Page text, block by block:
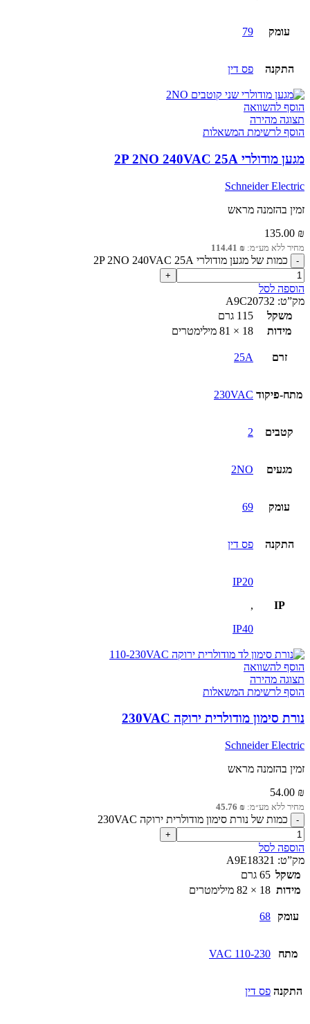
עומק 79
התקנה פס דין
הוסף להשוואה
תצוגה מהירה
הוסף לרשימת המשאלות
מגען מודולרי 2P 2NO 240VAC 25A
Schneider Electric
זמין בהזמנה מראש
135.00 ₪
מחיר ללא מע״מ: 114.41 ₪
כמות של מגען מודולרי 2P 2NO 240VAC 25A
הוספה לסל
מק”ט: A9C20732
משקל
115 גרם
מידות
18 × 81 מילימטרים
זרם 25A
מתח-פיקוד 230VAC
קטבים 2
מגעים 2NO
עומק 69
התקנה פס דין
IP
IP20
,
IP40
הוסף להשוואה
תצוגה מהירה
הוסף לרשימת המשאלות
נורת סימון מודולרית ירוקה 230VAC
Schneider Electric
זמין בהזמנה מראש
54.00 ₪
מחיר ללא מע״מ: 45.76 ₪
כמות של נורת סימון מודולרית ירוקה 230VAC
הוספה לסל
מק”ט: A9E18321
משקל 65 גרם
מידות 18 × 82 מילימטרים
עומק 68
מתח 110-230 VAC
התקנה פס דין